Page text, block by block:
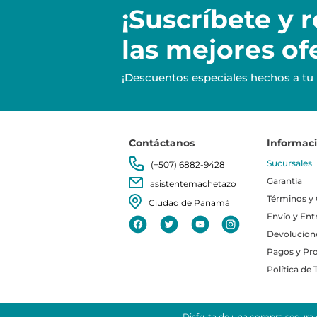
¡Suscríbete y
las mejores
¡Descuentos especiales hechos a
Contáctanos
(+507) 6882-9428
asistentemachetazo
Ciudad de Panamá
Sucursales
Garantía
Términos y
Envío y
Pagos y
Política de